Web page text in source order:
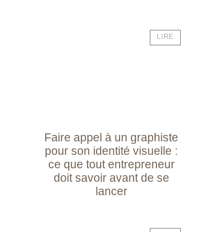
LIRE
Faire appel à un graphiste
pour son identité visuelle :
ce que tout entrepreneur
doit savoir avant de se
lancer